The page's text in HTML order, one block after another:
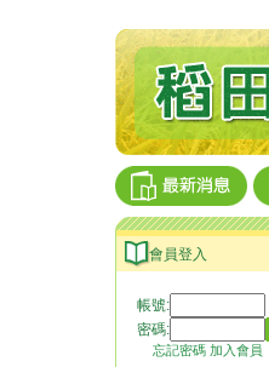
會員登入
帳號:
密碼:
忘記密碼 加入會員